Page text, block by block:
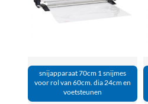
snijapparaat 70cm 1 snijmes
voor rol van 60cm. dia 24cm en
voetsteunen